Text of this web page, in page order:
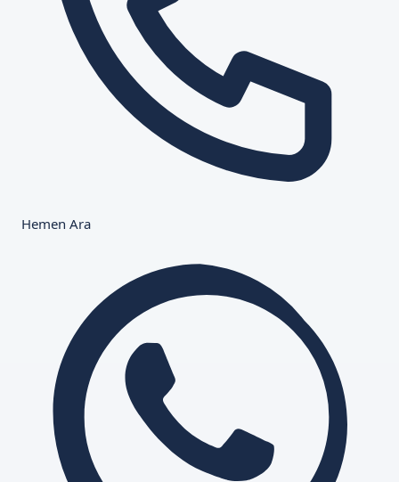
Hemen Ara